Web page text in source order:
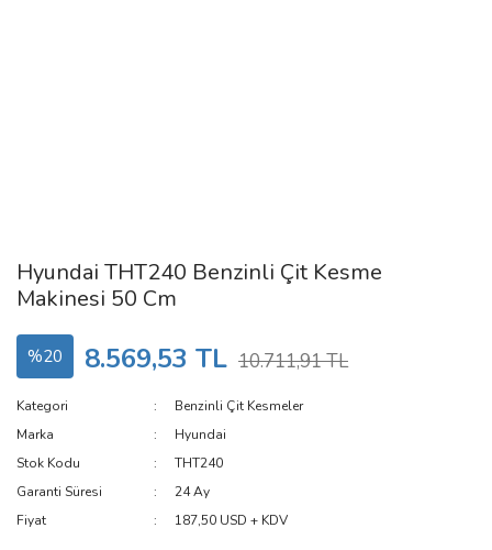
Hyundai THT240 Benzinli Çit Kesme
Makinesi 50 Cm
%20 8.569,53 TL 10.711,91 TL
Kategori
Benzinli Çit Kesmeler
Marka
Hyundai
Stok Kodu
THT240
Garanti Süresi
24 Ay
Fiyat
187,50 USD + KDV